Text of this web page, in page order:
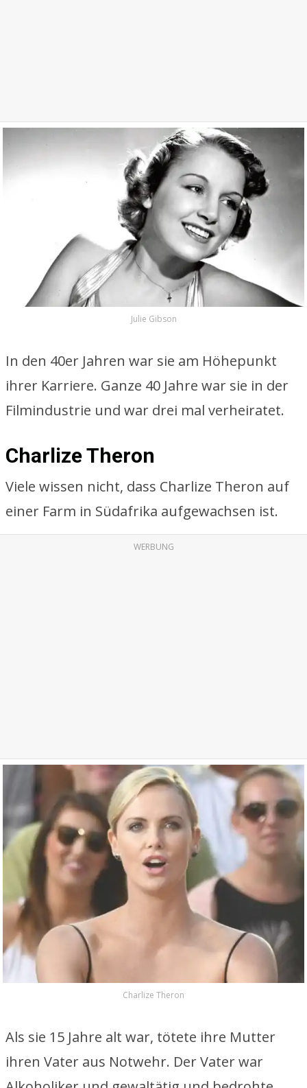
Julie Gibson
In den 40er Jahren war sie am Höhepunkt
ihrer Karriere. Ganze 40 Jahre war sie in der
Filmindustrie und war drei mal verheiratet.
Charlize Theron
Viele wissen nicht, dass Charlize Theron auf
einer Farm in Südafrika aufgewachsen ist.
WERBUNG
Charlize Theron
Als sie 15 Jahre alt war, tötete ihre Mutter
ihren Vater aus Notwehr. Der Vater war